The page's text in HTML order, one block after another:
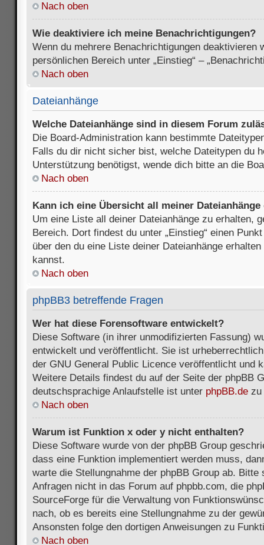
Nach oben
Wie deaktiviere ich meine Benachrichtigungen?
Wenn du mehrere Benachrichtigungen deaktivieren
persönlichen Bereich unter „Einstieg“ –
Nach oben
Dateianhänge
Welche Dateianhänge sind in diesem Forum
Die Board-Administration kann bestimmte
Falls du dir nicht sicher bist, welche Dateitypen du
Unterstützung benötigst, wende dich bitte an die
Nach oben
Kann ich eine Übersicht all meiner Dateianhänge
Um eine Liste all deiner Dateianhänge zu erhalten,
Bereich. Dort findest du unter „Einstieg“ einen
über den du eine Liste deiner Dateianhänge
kannst.
Nach oben
phpBB3 betreffende Fragen
Wer hat diese Forensoftware entwickelt?
Diese Software (in ihrer unmodifizierten Fassung)
entwickelt und veröffentlicht. Sie ist
der GNU General Public Licence veröffentlicht und
Weitere Details findest du auf der Seite der phpBB
deutschsprachige Anlaufstelle ist unter phpBB.de zu
Nach oben
Warum ist Funktion x oder y nicht enthalten?
Diese Software wurde von der phpBB Group
dass eine Funktion implementiert werden muss,
warte die Stellungnahme der phpBB Group ab. Bitte
Anfragen nicht in das Forum auf phpbb.com, die
SourceForge für die Verwaltung von
nach, ob es bereits eine Stellungnahme zu der
Ansonsten folge den dortigen Anweisungen zu
Nach oben